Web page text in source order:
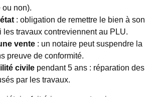
ou non).
: obligation de remettre le bien à son
les travaux contreviennent au PLU.
vente : un notaire peut suspendre la
preuve de conformité.
civile pendant 5 ans : réparation des
par les travaux.